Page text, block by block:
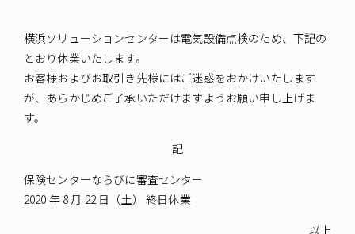
横浜ソリューションセンターは電気設備点検のため、下記の
とおり休業いたします。
お客様およびお取引き先様にはご迷惑をおかけいたします
が、あらかじめご了承いただけますようお願い申し上げま
す。
記
保険センターならびに審査センター
2020 年 8 月 22 日（土） 終日休業
以上